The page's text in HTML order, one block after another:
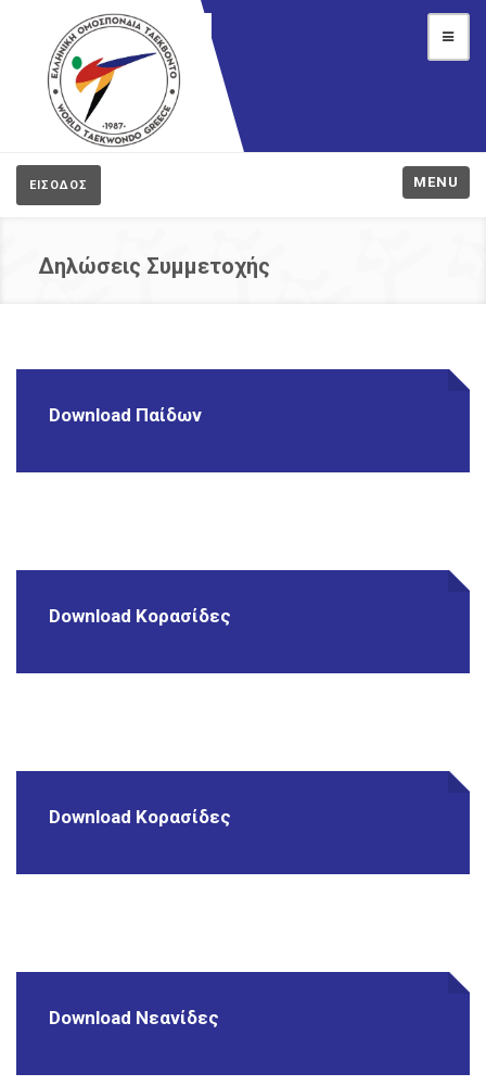
ΕΙΣΟΔΟΣ MENU
Δηλώσεις Συμμετοχής
Download Παίδων
Download Κορασίδες
Download Κορασίδες
Download Νεανίδες